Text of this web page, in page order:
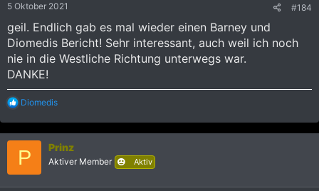
n
:
5 Oktober 2021 #184
geil. Endlich gab es mal wieder einen Barney und
Diomedis Bericht! Sehr interessant, auch weil ich noch
nie in die Westliche Richtung unterwegs war.
DANKE!
R
a
k
i
Diomedis
P Prinz
Aktiver Member Aktiv